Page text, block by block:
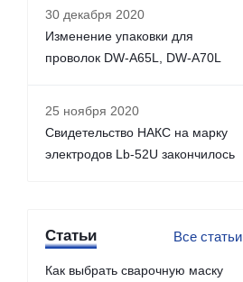
30 декабря 2020
Изменение упаковки для
проволок DW-A65L, DW-A70L
25 ноября 2020
Свидетельство НАКС на марку
электродов Lb-52U закончилось
Статьи Все статьи
Как выбрать сварочную маску